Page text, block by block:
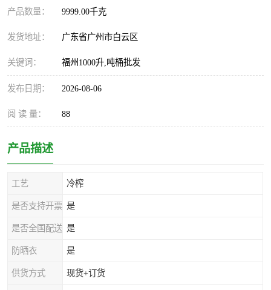
产品数量： 9999.00千克
发货地址： 广东省广州市白云区
关键词： 福州1000升,吨桶批发
发布日期： 2026-08-06
阅 读 量： 88
产品描述
工艺 冷榨
是否支持开票 是
是否全国配送 是
防晒衣 是
供货方式 现货+订货